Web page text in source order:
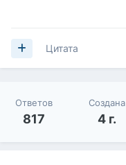
Цитата
Ответов
817
Создана
4 г.